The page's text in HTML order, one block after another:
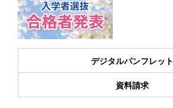
デジタルパンフレット
資料請求